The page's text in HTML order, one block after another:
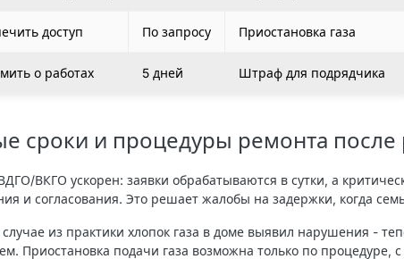
доступ По запросу Приостановка газа
о работах 5 дней Штраф для подрядчика
сроки и процедуры ремонта
ВКГО ускорен: заявки обрабатываются в сутки, а
и согласования. Это решает жалобы на задержки, когда
из практики хлопок газа в доме выявил нарушения -
Приостановка подачи газа возможна только по процедуре,